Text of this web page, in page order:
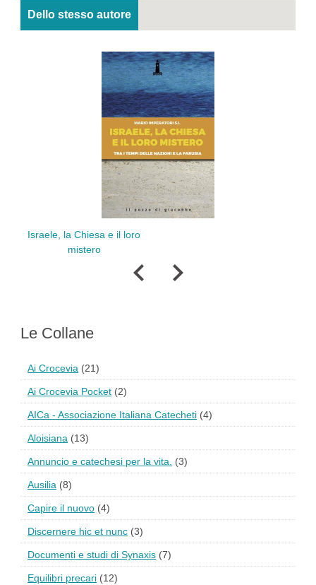
Dello stesso autore
la Chiesa e il loro
Le Collane
Ai Crocevia (21)
Ai Crocevia Pocket (2)
AICa - Associazione Italiana Catecheti (4)
Aloisiana (13)
Annuncio e catechesi per la vita. (3)
Ausilia (8)
Capire il nuovo (4)
Discernere hic et nunc (3)
Documenti e studi di Synaxis (7)
Equilibri precari (12)